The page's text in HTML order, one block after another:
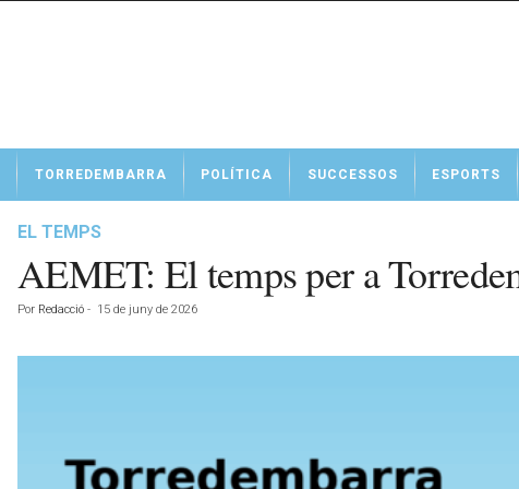
t
TORREDEMBARRA POLÍTICA SUCCESSOS ESPORTS
EL TEMPS
AEMET: El temps per a
Por Redacció - 15 de juny de 2026